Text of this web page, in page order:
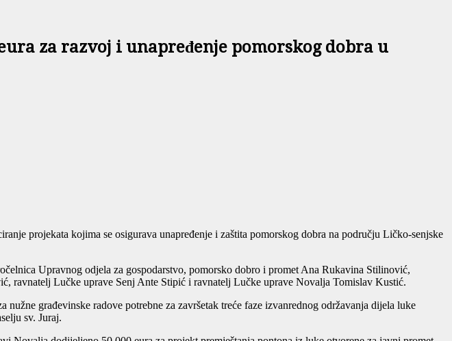
za razvoj i unapređenje pomorskog dobra u
projekata kojima se osigurava unapređenje i zaštita pomorskog dobra na području Ličko-senjske
Upravnog odjela za gospodarstvo, pomorsko dobro i promet Ana Rukavina Stilinović,
ravnatelj Lučke uprave Senj Ante Stipić i ravnatelj Lučke uprave Novalja Tomislav Kustić.
građevinske radove potrebne za završetak treće faze izvanrednog održavanja dijela luke
sv. Juraj.